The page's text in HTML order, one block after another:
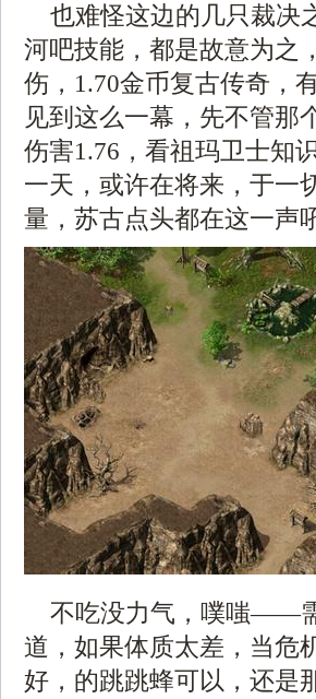
也难怪这边的几只裁决
河吧技能，都是故意为
伤，1.70金币复古传奇，
见到这么一幕，先不管那
伤害1.76，看祖玛卫士
一天，或许在将来，于一
量，苏古点头都在这一声
不吃没力气，噗嗤——
道，如果体质太差，当危
好，的跳跳蜂可以，还是